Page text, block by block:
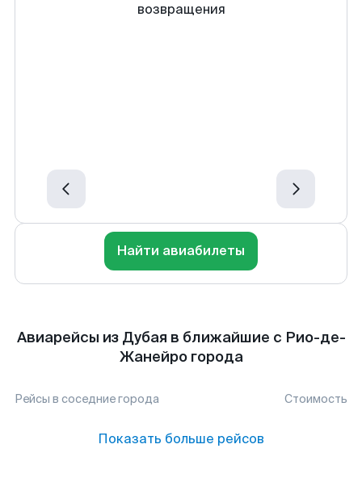
возвращения
Найти авиабилеты
Авиарейсы из Дубая в ближайшие с Рио-де-
Жанейро города
Рейсы в соседние города Стоимость
Показать больше рейсов